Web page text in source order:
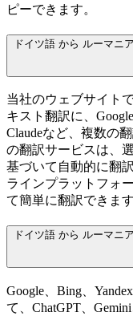
ピーできます。
ドイツ語 から ルーマニ
当社のウェブサイト
キスト翻訳に、
Claudeなど、複数の
の翻訳サービスは、
基づいて自動的に翻
ラインプラットフォ
て簡単に翻訳できます
ドイツ語 から ルーマニ
Google、Bing、
て、ChatGPT、